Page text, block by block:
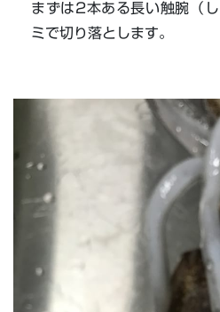
まずは2本ある長い触腕（
ミで切り落とします。